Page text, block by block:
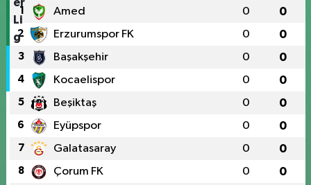
1 Amed 0 0
2 Erzurumspor FK 0 0
3 Başakşehir 0 0
4 Kocaelispor 0 0
5 Beşiktaş 0 0
6 Eyüpspor 0 0
7 Galatasaray 0 0
8 Çorum FK 0 0